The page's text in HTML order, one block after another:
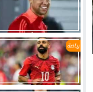
رياضة